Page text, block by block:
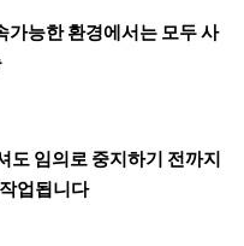
가능한 환경에서는 모두 사
도 임의로 중지하기 전까지
업됩니다